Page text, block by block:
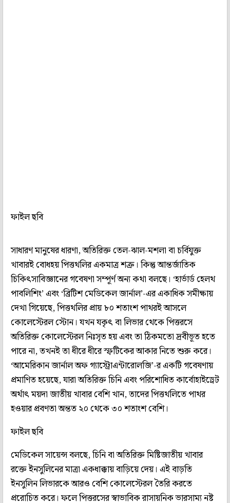
ফাইল ছবি
সাধারণ মানুষের ধারণা, অতিরিক্ত তেল-ঝাল-মশলা বা চর্বিযুক্ত
খাবারই বোধহয় পিত্তথলির একমাত্র শত্রু। কিন্তু আন্তর্জাতিক
চিকিৎসাবিজ্ঞানের গবেষণা সম্পূর্ণ অন্য কথা বলছে। ‘হার্ভার্ড হেলথ
পাবলিশিং’ এবং ‘ব্রিটিশ মেডিকেল জার্নাল’-এর একাধিক সমীক্ষায়
দেখা গিয়েছে, পিত্তথলির প্রায় ৮০ শতাংশ পাথরই আসলে
কোলেস্টেরল স্টোন। যখন যকৃৎ বা লিভার থেকে পিত্তরসে
অতিরিক্ত কোলেস্টেরল নিঃসৃত হয় এবং তা ঠিকমতো দ্রবীভূত হতে
পারে না, তখনই তা ধীরে ধীরে স্ফটিকের আকার নিতে শুরু করে।
‘আমেরিকান জার্নাল অফ গ্যাস্ট্রোএন্টারোলজি’-র একটি গবেষণায়
প্রমাণিত হয়েছে, যারা অতিরিক্ত চিনি এবং পরিশোধিত কার্বোহাইড্রেট
অর্থাৎ ময়দা জাতীয় খাবার বেশি খান, তাদের পিত্তথলিতে পাথর
হওয়ার প্রবণতা অন্তত ২০ থেকে ৩০ শতাংশ বেশি।
ফাইল ছবি
মেডিকেল সায়েন্স বলছে, চিনি বা অতিরিক্ত মিষ্টিজাতীয় খাবার
রক্তে ইনসুলিনের মাত্রা একধাক্কায় বাড়িয়ে দেয়। এই বাড়তি
ইনসুলিন লিভারকে আরও বেশি কোলেস্টেরল তৈরি করতে
প্ররোচিত করে। ফলে পিত্তরসের স্বাভাবিক রাসায়নিক ভারসাম্য নষ্ট